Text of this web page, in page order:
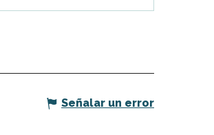
Señalar un error